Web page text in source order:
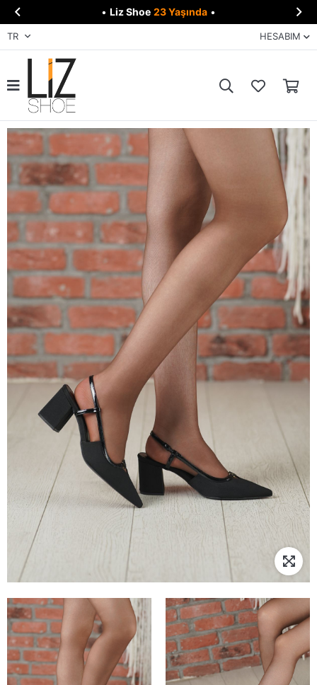
 • Liz Shoe 23 Yaşında • 
TR HESABIM